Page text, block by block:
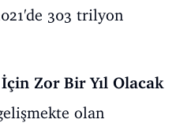
303 trilyon
Zor Bir Yıl Olacak
olan